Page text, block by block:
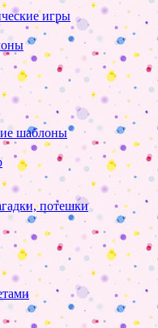
игры
шаблоны
потешки